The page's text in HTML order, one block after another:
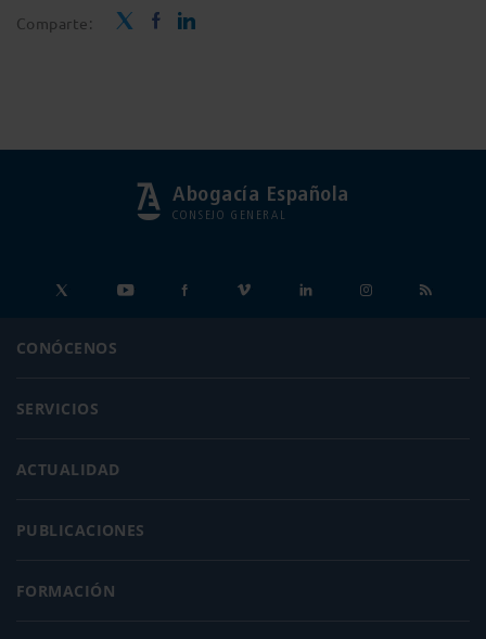
Comparte:
Abogacía Española
CONSEJO GENERAL
CONÓCENOS
SERVICIOS
ACTUALIDAD
PUBLICACIONES
FORMACIÓN